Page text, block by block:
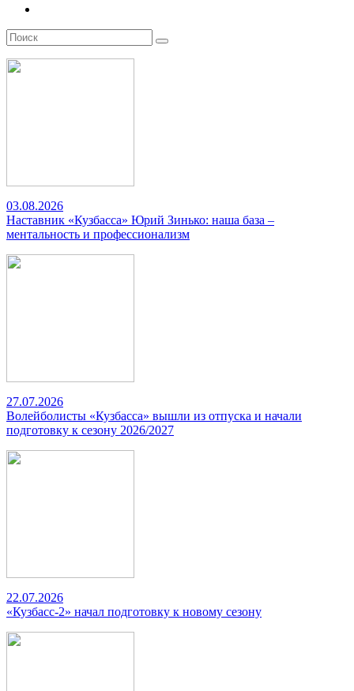
03.08.2026
Наставник «Кузбасса» Юрий Зинько: наша база –
ментальность и профессионализм
27.07.2026
Волейболисты «Кузбасса» вышли из отпуска и начали
подготовку к сезону 2026/2027
22.07.2026
«Кузбасс-2» начал подготовку к новому сезону